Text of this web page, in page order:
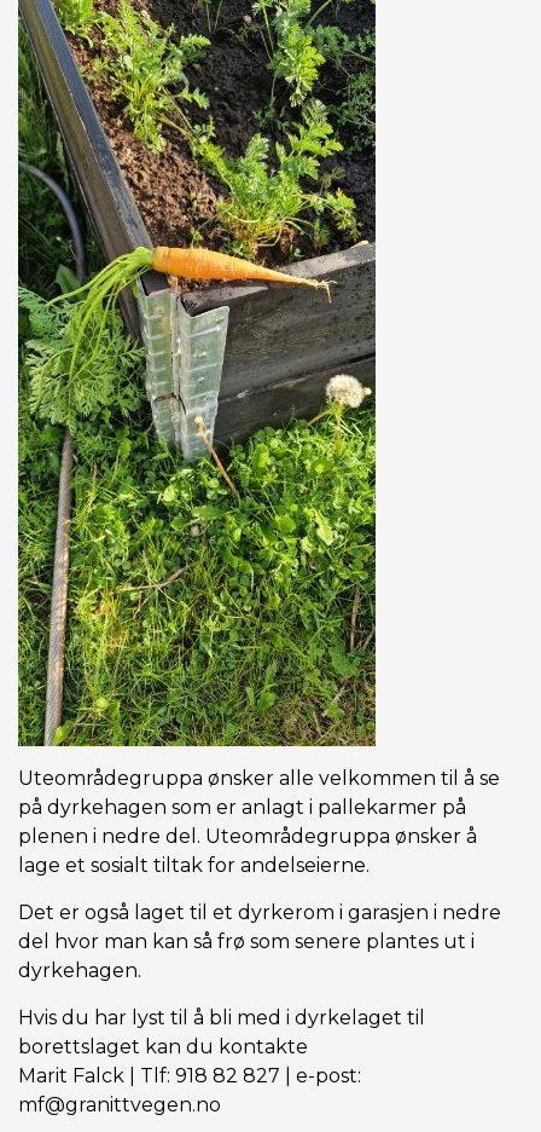
Uteområdegruppa ønsker alle velkommen til å se
på dyrkehagen som er anlagt i pallekarmer på
plenen i nedre del. Uteområdegruppa ønsker å
lage et sosialt tiltak for andelseierne.
Det er også laget til et dyrkerom i garasjen i nedre
del hvor man kan så frø som senere plantes ut i
dyrkehagen.
Hvis du har lyst til å bli med i dyrkelaget til
borettslaget kan du kontakte
Marit Falck | Tlf: 918 82 827 | e-post:
mf@granittvegen.no